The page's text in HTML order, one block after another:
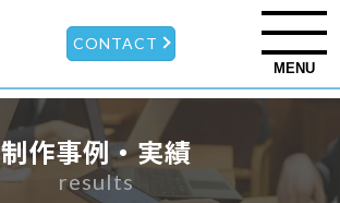
CONTACT
MENU
制作事例・実績
results